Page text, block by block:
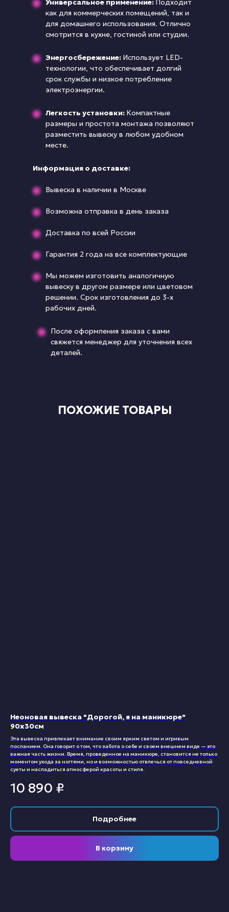
Универсальное применение: Подходит
как для коммерческих помещений, так и
для домашнего использования. Отлично
смотрится в кухне, гостиной или студии.
Энергосбережение: Использует LED-
технологии, что обеспечивает долгий
срок службы и низкое потребление
электроэнергии.
Легкость установки: Компактные
размеры и простота монтажа позволяют
разместить вывеску в любом удобном
месте.
Вывеска в наличии в Москве
Возможна отправка в день заказа
Доставка по всей России
Гарантия 2 года на все комплектующие
Мы можем изготовить аналогичную
вывеску в другом размере или цветовом
решении. Срок изготовления до 3-х
рабочих дней.
После оформления заказа с вами
свяжется менеджер для уточнения всех
деталей.
Информация о доставке:
ПОХОЖИЕ ТОВАРЫ
Неоновая вывеска "Дорогой, я на маникюре"
90х30см
Эта вывеска привлекает внимание своим ярким светом и игривым
посланием. Она говорит о том, что забота о себе и своем внешнем виде — это
важная часть жизни. Время, проведенное на маникюре, становится не только
моментом ухода за ногтями, но и возможностью отвлечься от повседневной
суеты и насладиться атмосферой красоты и стиля.
10 890 ₽
Подробнее
В корзину